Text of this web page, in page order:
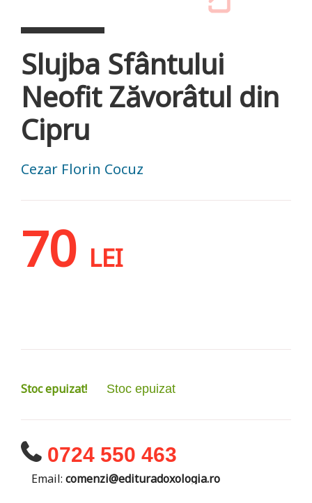
Slujba Sfântului
Neofit Zăvorâtul din
Cipru
Cezar Florin Cocuz
70 LEI
Stoc epuizat! Stoc epuizat
0724 550 463
Email: comenzi@edituradoxologia.ro